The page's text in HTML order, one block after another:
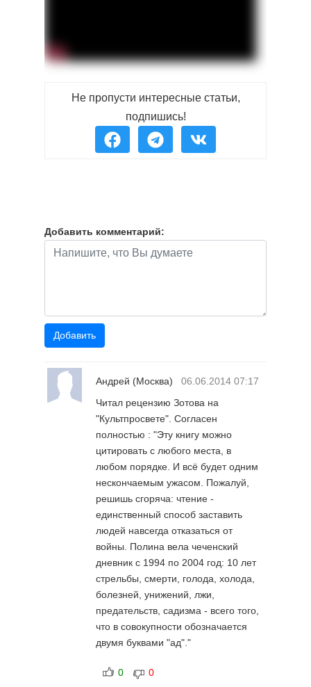
Не пропусти интересные статьи,
подпишись!
Добавить комментарий:
Андрей (Москва) 06.06.2014 07:17
Читал рецензию Зотова на
"Культпросвете". Согласен
полностью : "Эту книгу можно
цитировать с любого места, в
любом порядке. И всё будет одним
нескончаемым ужасом. Пожалуй,
решишь сгоряча: чтение -
единственный способ заставить
людей навсегда отказаться от
войны. Полина вела чеченский
дневник с 1994 по 2004 год: 10 лет
стрельбы, смерти, голода, холода,
болезней, унижений, лжи,
предательств, садизма - всего того,
что в совокупности обозначается
двумя буквами "ад"."
0 0